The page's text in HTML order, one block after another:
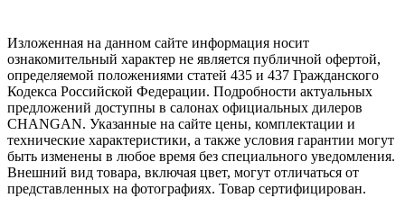
Изложенная на данном сайте информация носит
ознакомительный характер не является публичной офертой,
определяемой положениями статей 435 и 437 Гражданского
Кодекса Российской Федерации. Подробности актуальных
предложений доступны в салонах официальных дилеров
CHANGAN. Указанные на сайте цены, комплектации и
технические характеристики, а также условия гарантии могут
быть изменены в любое время без специального уведомления.
Внешний вид товара, включая цвет, могут отличаться от
представленных на фотографиях. Товар сертифицирован.